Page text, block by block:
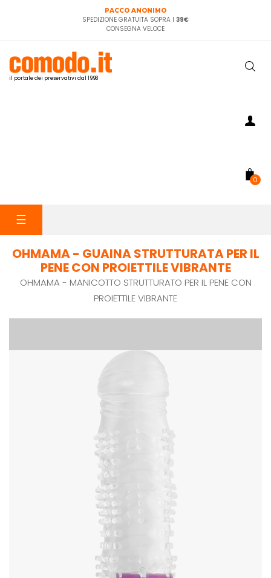
PACCO ANONIMO
SPEDIZIONE GRATUITA SOPRA I 39€
CONSEGNA VELOCE
il portale dei preservativi dal 1998
0
navigazione
☰
OHMAMA - GUAINA STRUTTURATA PER IL
PENE CON PROIETTILE VIBRANTE
OHMAMA - MANICOTTO STRUTTURATO PER IL PENE CON
PROIETTILE VIBRANTE